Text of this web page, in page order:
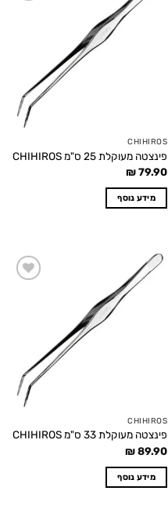
CHIHIROS
פינצטה מעוקלת 25 ס"מ CHIHIROS
₪79.90
מידע נוסף
CHIHIROS
פינצטה מעוקלת 33 ס"מ CHIHIROS
₪89.90
מידע נוסף